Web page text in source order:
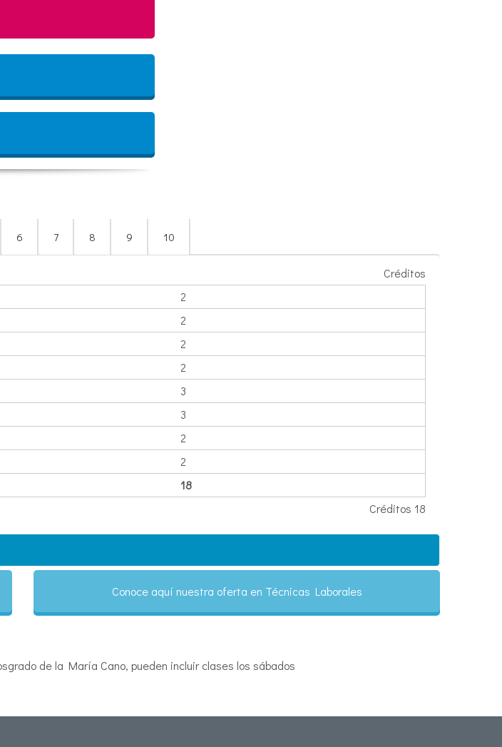
6 7 8 9 10
Créditos
2
2
2
2
3
3
2
2
18
Créditos 18
Conoce aquí nuestra oferta en Técnicas Laborales
de la María Cano, pueden incluir clases los sábados